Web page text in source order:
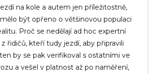
na kole a autem jen příležitostně,
být opřeno o většinovou populaci
Proč se nedělají ad hoc expertní
řidičů, kteří tudy jezdí, aby připravili
by se pak verifikoval s ostatními ve
a vešel v platnost až po naměření,